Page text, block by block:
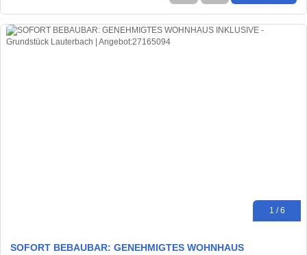
1 / 6
SOFORT BEBAUBAR: GENEHMIGTES WOHNHAUS